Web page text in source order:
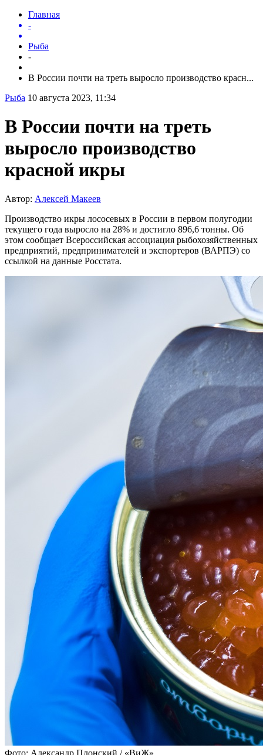
Главная
-
Рыба
-
В России почти на треть выросло производство красн...
Рыба 10 августа 2023, 11:34
В России почти на треть
выросло производство
красной икры
Автор: Алексей Макеев
Производство икры лососевых в России в первом полугодии
текущего года выросло на 28% и достигло 896,6 тонны. Об
этом сообщает Всероссийская ассоциация рыбохозяйственных
предприятий, предпринимателей и экспортеров (ВАРПЭ) со
ссылкой на данные Росстата.
Фото: Александр Плонский / «ВиЖ»